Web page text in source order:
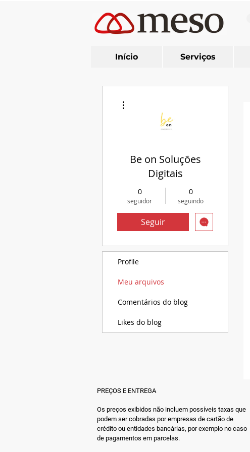
Início Serviços
Be on Soluções
Digitais
0
seguidor
0
seguindo
Seguir
Profile
Meu arquivos
Comentários do blog
Likes do blog
PREÇOS E ENTREGA
Os preços exibidos não incluem possíveis taxas que
podem ser cobradas por empresas de cartão de
crédito ou entidades bancárias, por exemplo no caso
de pagamentos em parcelas.